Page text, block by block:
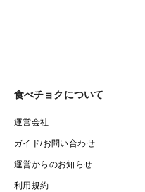
食べチョクについて
運営会社
ガイド/お問い合わせ
運営からのお知らせ
利用規約